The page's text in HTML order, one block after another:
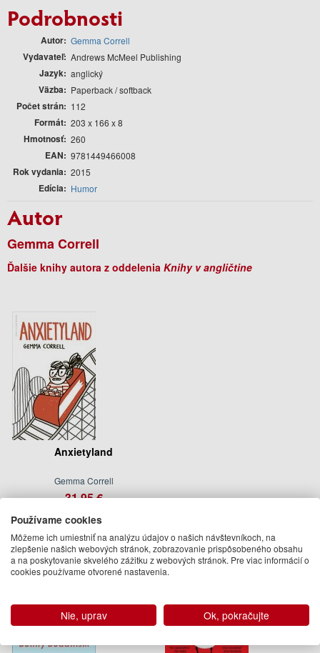
Podrobnosti
Autor Gemma Correll
Vydavateľ Andrews McMeel Publishing
Jazyk anglický
Väzba Paperback / softback
Počet strán 112
Formát 203 x 166 x 8
Hmotnosť 260
EAN 9781449466008
Rok vydania 2015
Edícia Humor
Autor
Gemma Correll
Ďalšie knihy autora z oddelenia Knihy v angličtine
Anxietyland
Gemma Correll
31.95 €
Dodanie do 21 dní
Podobné knihy
Používame cookies
Môžeme ich umiestniť na analýzu údajov o našich návštevníkoch, na
zlepšenie našich webových stránok, zobrazovanie prispôsobeného obsahu
a na poskytovanie skvelého zážitku z webových stránok. Pre viac informácií o
cookies používame otvorené nastavenia.
Nie, uprav Ok, pokračujte